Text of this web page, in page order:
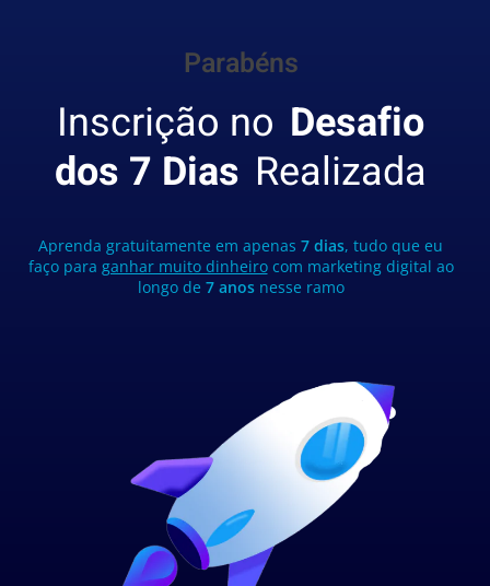
Parabéns
Inscrição no Desafio
dos 7 Dias Realizada
Aprenda gratuitamente em apenas 7 dias, tudo que eu
faço para ganhar muito dinheirocom marketing digital ao
longo de 7 anosnesse ramo